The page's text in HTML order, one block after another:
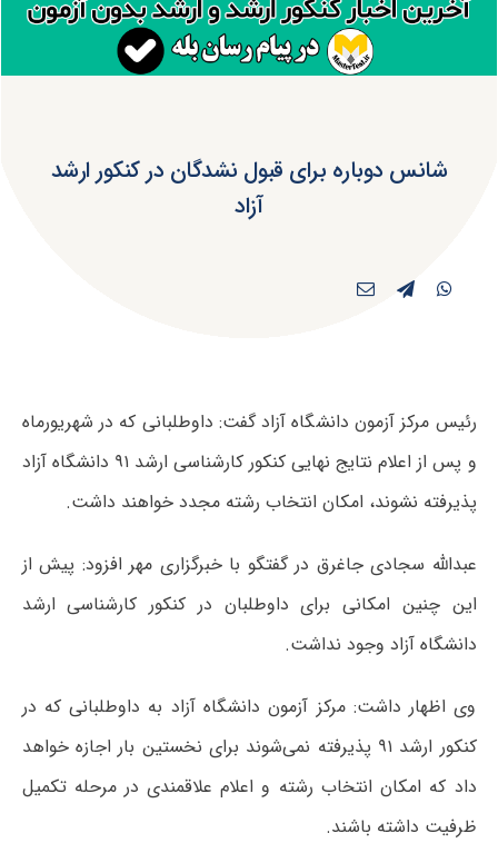
شانس دوباره برای قبول نشدگان در کنکور ارشد
آزاد
رئیس مرکز آزمون دانشگاه آزاد گفت: داوطلبانی که در شهریورماه
و پس از اعلام نتایج نهایی کنکور کارشناسی ارشد ۹۱ دانشگاه آزاد
پذیرفته نشوند، امکان انتخاب رشته مجدد خواهند داشت.
عبدالله سجادی جاغرق در گفتگو با خبرگزاری مهر افزود: پیش از
این چنین امکانی برای داوطلبان در کنکور کارشناسی ارشد
دانشگاه آزاد وجود نداشت.
وی اظهار داشت: مرکز آزمون دانشگاه آزاد به داوطلبانی که در
کنکور ارشد ۹۱ پذیرفته نمی‌شوند برای نخستین بار اجازه خواهد
داد که امکان انتخاب رشته و اعلام علاقمندی در مرحله تکمیل
ظرفیت داشته باشند.